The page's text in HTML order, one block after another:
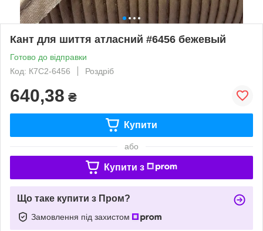
Кант для шиття атласний #6456 бежевый
Готово до відправки
Код: К7С2-6456
Роздріб
640,38 ₴
Купити
або
Купити з
Що таке купити з Пром?
Замовлення під захистом